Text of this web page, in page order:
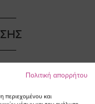
Πολιτική απορρήτου
περιεχομένου και